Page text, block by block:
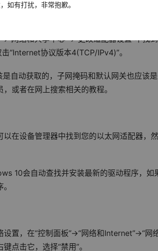
网络和共享中心”->“更改适配器设置”中找
“Internet协议版本4(TCP/IPv4)”。
自动获取的，子网掩码和默认网关也应该
或者在网上搜索相关的教程。
在设备管理器中找到您的以太网适配器，
10会自动查找并安装最新的驱动程序，如
置，在“控制面板”->“网络和Internet”->“网
点击它，选择“禁用”。
如有打扰，非常抱歉。